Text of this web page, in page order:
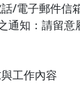
/電子郵件信箱
通知：請留
工作內容